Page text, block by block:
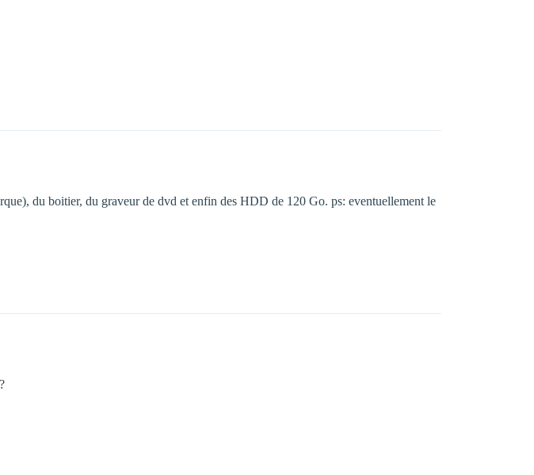
du boitier, du graveur de dvd et enfin des HDD de 120 Go. ps: eventuellement le